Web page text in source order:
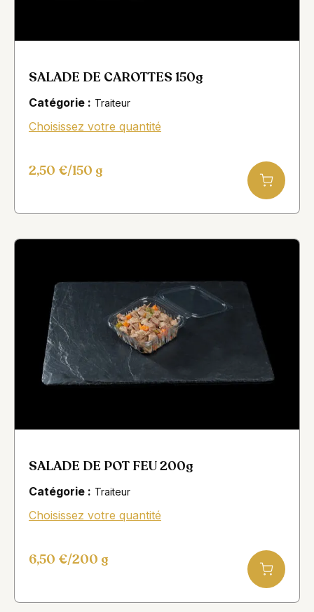
SALADE DE CAROTTES 150g
Catégorie : Traiteur
Choisissez votre quantité
2,50 €/150 g
SALADE DE POT FEU 200g
Catégorie : Traiteur
Choisissez votre quantité
6,50 €/200 g